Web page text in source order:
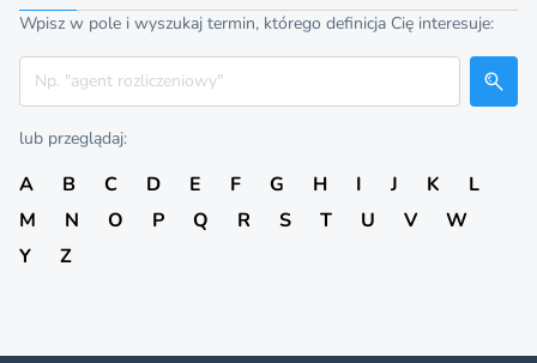
Wpisz w pole i wyszukaj termin, którego definicja Cię interesuje:
Szukaj
lub przeglądaj:
A B C D E F G H I J K
L
M
N O P Q R S T U V
W
Y
Z